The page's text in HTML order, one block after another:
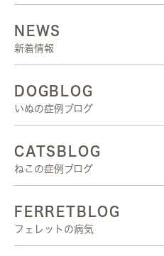
NEWS
新着情報
DOGBLOG
いぬの症例ブログ
CATSBLOG
ねこの症例ブログ
FERRETBLOG
フェレットの病気